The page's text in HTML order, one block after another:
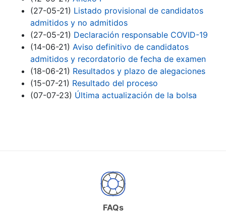
(27-05-21) Listado provisional de candidatos
admitidos y no admitidos
(27-05-21) Declaración responsable COVID-19
(14-06-21) Aviso definitivo de candidatos
admitidos y recordatorio de fecha de examen
(18-06-21) Resultados y plazo de alegaciones
(15-07-21) Resultado del proceso
(07-07-23) Última actualización de la bolsa
FAQs